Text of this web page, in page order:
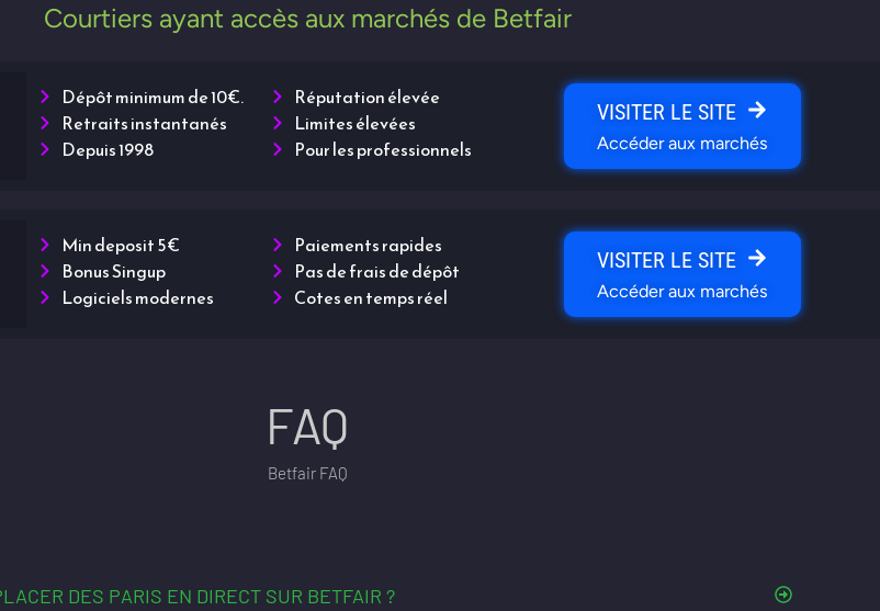
Courtiers ayant accès aux marchés de Betfair
Dépôt minimum de 10€.
Retraits instantanés
Depuis 1998
Réputation élevée
Limites élevées
Pour les professionnels
VISITER LE SITE
Accéder aux marchés
Min deposit 5€
Bonus Singup
Logiciels modernes
Paiements rapides
Pas de frais de dépôt
Cotes en temps réel
VISITER LE SITE
Accéder aux marchés
FAQ
Betfair FAQ
DES PARIS EN DIRECT SUR BETFAIR ?